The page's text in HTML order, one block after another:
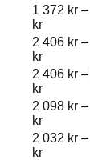
1 372 kr –
kr
2 406 kr –
kr
2 406 kr –
kr
2 098 kr –
kr
2 032 kr –
kr